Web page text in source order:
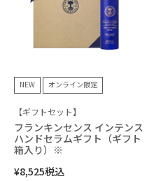
NEW オンライン限定
【ギフトセット】
フランキンセンス インテンス
ハンドセラムギフト（ギフト
箱入り）※
¥8,525税込